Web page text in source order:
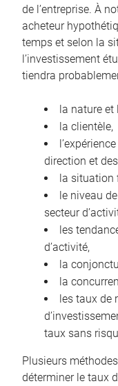
de l’entreprise. À
acheteur
temps et selon la
l’investissement
tiendra
la nature et
la clientèle,
direction et
la situation
le niveau
secteur
les
d’activité,
la
la
les taux de
taux sans
Plusieurs
déterminer le taux